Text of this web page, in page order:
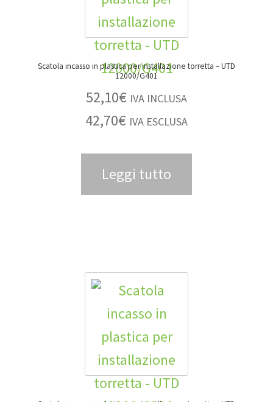
Scatola incasso in plastica per installazione torretta – UTD
12000/G401
52,10€ IVA INCLUSA
42,70€ IVA ESCLUSA
Leggi tutto